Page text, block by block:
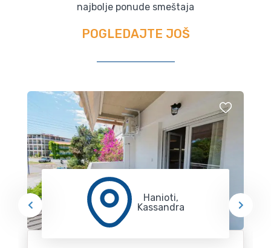
najbolje ponude smeštaja
POGLEDAJTE JOŠ
Hanioti,
Kassandra